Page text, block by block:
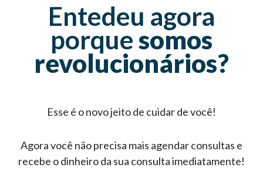
Entedeu agora
porquesomos
revolucionários?
Esse é o novo jeito de cuidar de você!
Agora você não precisa mais agendar consultas e
recebe o dinheiro da sua consulta imediatamente!